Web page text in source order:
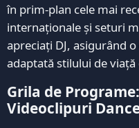
în prim-plan cele mai
internaționale și seturi
apreciați DJ, asigurând
adaptată stilului de
Grila de
Videoclipuri